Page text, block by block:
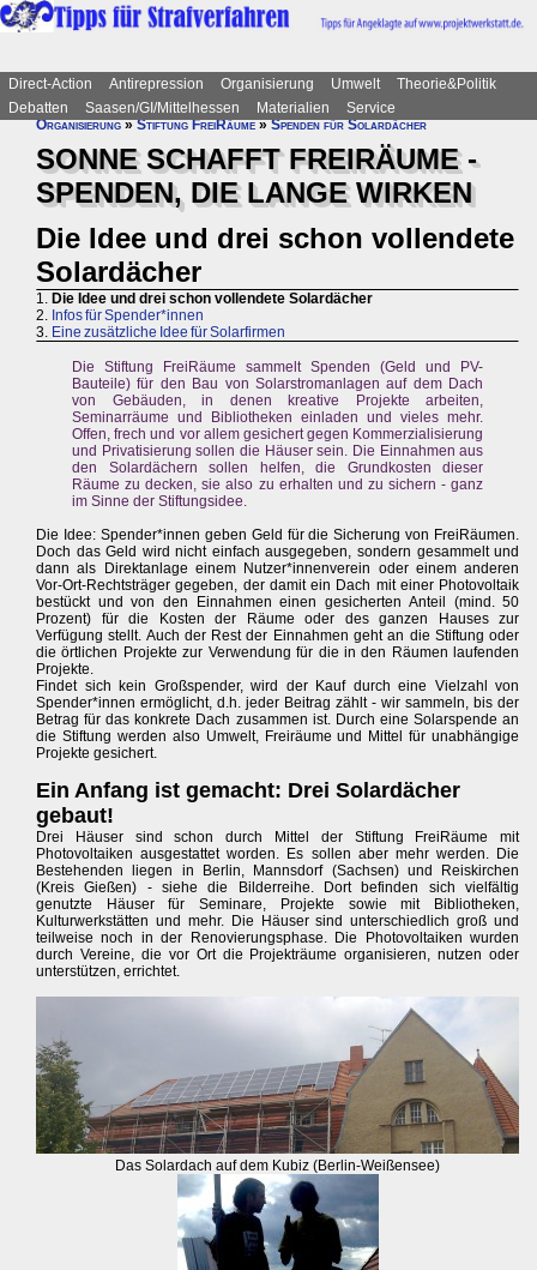
Direct-Action Antirepression Organisierung Umwelt
Theorie&Politik
Debatten
Saasen/GI/Mittelhessen Materialien
Service
Organisierung»Stiftung FreiRäume»Spenden für Solardächer
SONNE SCHAFFT FREIRÄUME -
SPENDEN, DIE LANGE WIRKEN
Die Idee und drei schon vollendete
Solardächer
1. Die Idee und drei schon vollendete Solardächer
2. Infos für Spender*innen
3. Eine zusätzliche Idee für Solarfirmen
Die Stiftung FreiRäume sammelt Spenden (Geld und PV-
Bauteile) für den Bau von Solarstromanlagen auf dem Dach
von Gebäuden, in denen kreative Projekte arbeiten,
Seminarräume und Bibliotheken einladen und vieles mehr.
Offen, frech und vor allem gesichert gegen Kommerzialisierung
und Privatisierung sollen die Häuser sein. Die Einnahmen aus
den Solardächern sollen helfen, die Grundkosten dieser
Räume zu decken, sie also zu erhalten und zu sichern - ganz
im Sinne der Stiftungsidee.
Die Idee: Spender*innen geben Geld für die Sicherung von FreiRäumen.
Doch das Geld wird nicht einfach ausgegeben, sondern gesammelt und
dann als Direktanlage einem Nutzer*innenverein oder einem anderen
Vor-Ort-Rechtsträger gegeben, der damit ein Dach mit einer Photovoltaik
bestückt und von den Einnahmen einen gesicherten Anteil (mind. 50
Prozent) für die Kosten der Räume oder des ganzen Hauses zur
Verfügung stellt. Auch der Rest der Einnahmen geht an die Stiftung oder
die örtlichen Projekte zur Verwendung für die in den Räumen laufenden
Projekte.
Findet sich kein Großspender, wird der Kauf durch eine Vielzahl von
Spender*innen ermöglicht, d.h. jeder Beitrag zählt - wir sammeln, bis der
Betrag für das konkrete Dach zusammen ist. Durch eine Solarspende an
die Stiftung werden also Umwelt, Freiräume und Mittel für unabhängige
Projekte gesichert.
Ein Anfang ist gemacht: Drei Solardächer
gebaut!
Drei Häuser sind schon durch Mittel der Stiftung FreiRäume mit
Photovoltaiken ausgestattet worden. Es sollen aber mehr werden. Die
Bestehenden liegen in Berlin, Mannsdorf (Sachsen) und Reiskirchen
(Kreis Gießen) - siehe die Bilderreihe. Dort befinden sich vielfältig
genutzte Häuser für Seminare, Projekte sowie mit Bibliotheken,
Kulturwerkstätten und mehr. Die Häuser sind unterschiedlich groß und
teilweise noch in der Renovierungsphase. Die Photovoltaiken wurden
durch Vereine, die vor Ort die Projekträume organisieren, nutzen oder
unterstützen, errichtet.
Das Solardach auf dem Kubiz (Berlin-Weißensee)